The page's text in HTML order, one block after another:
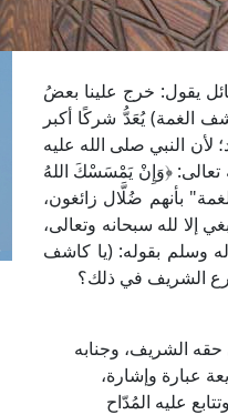
يقول: خرج علينا بعضُ
الغمة) يُعَدُّ شركًا أكبر
لأن النبي صلى الله عليه
تعالى: ﴿وَإِنْ يَمْسَسْكَ اللهُ
بأنهم ضُلَّال زائغون،
إلا لله سبحانه وتعالى،
وسلم بقوله: (يا كاشف
الشريف في ذلك؟
الشريف، وجنابه
عبارة وإشارة،
عليه المُدّاح